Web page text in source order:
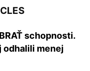
schopnosti.
odhalili menej